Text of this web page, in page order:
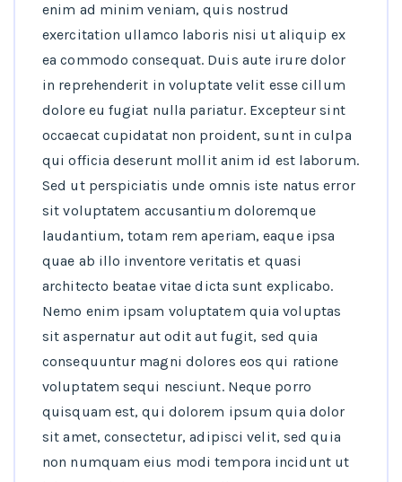
enim ad minim veniam, quis nostrud
exercitation ullamco laboris nisi ut aliquip ex
ea commodo consequat. Duis aute irure dolor
in reprehenderit in voluptate velit esse cillum
dolore eu fugiat nulla pariatur. Excepteur sint
occaecat cupidatat non proident, sunt in culpa
qui officia deserunt mollit anim id est laborum.
Sed ut perspiciatis unde omnis iste natus error
sit voluptatem accusantium doloremque
laudantium, totam rem aperiam, eaque ipsa
quae ab illo inventore veritatis et quasi
architecto beatae vitae dicta sunt explicabo.
Nemo enim ipsam voluptatem quia voluptas
sit aspernatur aut odit aut fugit, sed quia
consequuntur magni dolores eos qui ratione
voluptatem sequi nesciunt. Neque porro
quisquam est, qui dolorem ipsum quia dolor
sit amet, consectetur, adipisci velit, sed quia
non numquam eius modi tempora incidunt ut